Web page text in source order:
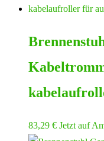
war:
ist:
83,29 € Jetzt auf